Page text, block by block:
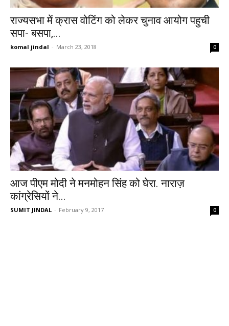
राज्यसभा में क्रास वोटिंग को लेकर चुनाव आयोग पहुची
सपा- बसपा,...
komal jindal - March 23, 2018 0
आज पीएम मोदी ने मनमोहन सिंह को घेरा. नाराज़
कांग्रेसियों ने...
SUMIT JINDAL - February 9, 2017 0